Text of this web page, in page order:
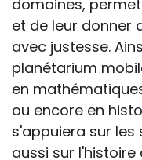
domaines,
et de leur donner
avec justesse.
planétarium
en
ou encore en
s'appuiera sur les
aussi sur